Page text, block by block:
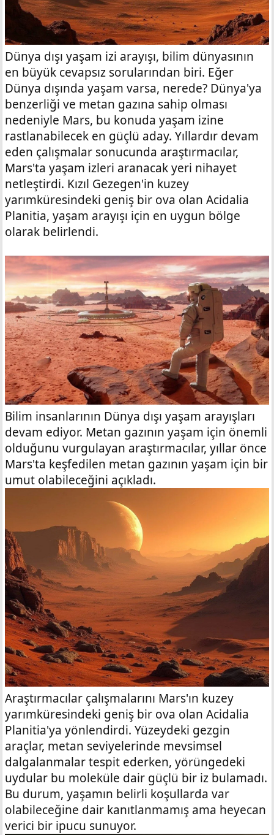
Dünya dışı yaşam izi arayışı, bilim dünyasının
en büyük cevapsız sorularından biri. Eğer
Dünya dışında yaşam varsa, nerede? Dünya'ya
benzerliği ve metan gazına sahip olması
nedeniyle Mars, bu konuda yaşam izine
rastlanabilecek en güçlü aday. Yıllardır devam
eden çalışmalar sonucunda araştırmacılar,
Mars'ta yaşam izleri aranacak yeri nihayet
netleştirdi. Kızıl Gezegen'in kuzey
yarımküresindeki geniş bir ova olan Acidalia
Planitia, yaşam arayışı için en uygun bölge
olarak belirlendi.
Bilim insanlarının Dünya dışı yaşam arayışları
devam ediyor. Metan gazının yaşam için önemli
olduğunu vurgulayan araştırmacılar, yıllar önce
Mars'ta keşfedilen metan gazının yaşam için bir
umut olabileceğini açıkladı.
Araştırmacılar çalışmalarını Mars'ın kuzey
yarımküresindeki geniş bir ova olan Acidalia
Planitia'ya yönlendirdi. Yüzeydeki gezgin
araçlar, metan seviyelerinde mevsimsel
dalgalanmalar tespit ederken, yörüngedeki
uydular bu moleküle dair güçlü bir iz bulamadı.
Bu durum, yaşamın belirli koşullarda var
olabileceğine dair kanıtlanmamış ama heyecan
verici bir ipucu sunuyor.